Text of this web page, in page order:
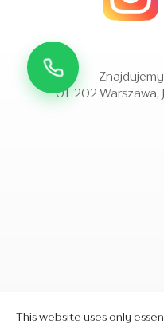
01-202 Warszawa,
This website uses only